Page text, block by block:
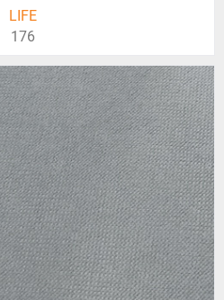
LIFE
176